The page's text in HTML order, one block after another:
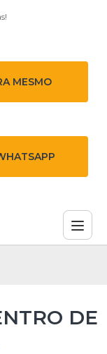
MESMO
MEDIÇÃO PREDIAL
DE